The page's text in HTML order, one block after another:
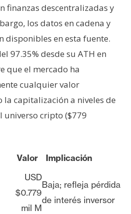
finanzas descentralizadas y
los datos en cadena y
disponibles en esta fuente.
97.35% desde su ATH en
que el mercado ha
cualquier valor
capitalización a niveles de
cripto ($779
Valor Implicación
USD
$0.779
mil M
Baja; refleja pérdida
de interés inversor